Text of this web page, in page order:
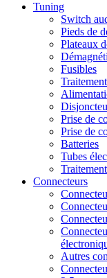
Tuning
Switch
Pieds de
Plateaux
Fusibles
Prise de
Prise de
Batteries
Tubes
Connecteurs
Autres